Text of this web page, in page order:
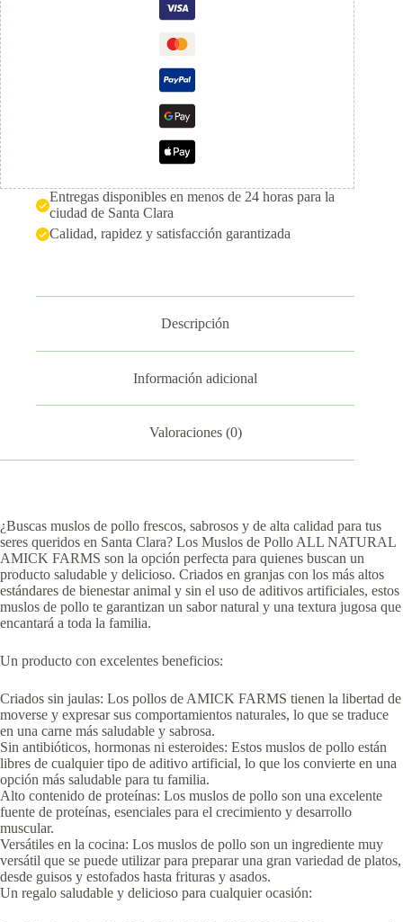
Entregas disponibles en menos de 24 horas para la
ciudad de Santa Clara
Calidad, rapidez y satisfacción garantizada
Descripción
Información adicional
Valoraciones (0)
¿Buscas muslos de pollo frescos, sabrosos y de alta calidad para tus
seres queridos en Santa Clara? Los Muslos de Pollo ALL NATURAL
AMICK FARMS son la opción perfecta para quienes buscan un
producto saludable y delicioso. Criados en granjas con los más altos
estándares de bienestar animal y sin el uso de aditivos artificiales, estos
muslos de pollo te garantizan un sabor natural y una textura jugosa que
encantará a toda la familia.
Un producto con excelentes beneficios:
Criados sin jaulas: Los pollos de AMICK FARMS tienen la libertad de
moverse y expresar sus comportamientos naturales, lo que se traduce
en una carne más saludable y sabrosa.
Sin antibióticos, hormonas ni esteroides: Estos muslos de pollo están
libres de cualquier tipo de aditivo artificial, lo que los convierte en una
opción más saludable para tu familia.
Alto contenido de proteínas: Los muslos de pollo son una excelente
fuente de proteínas, esenciales para el crecimiento y desarrollo
muscular.
Versátiles en la cocina: Los muslos de pollo son un ingrediente muy
versátil que se puede utilizar para preparar una gran variedad de platos,
desde guisos y estofados hasta frituras y asados.
Un regalo saludable y delicioso para cualquier ocasión: